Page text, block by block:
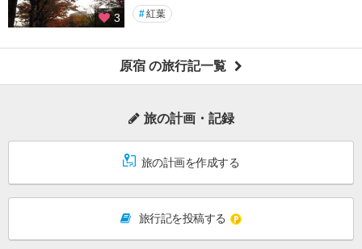
3 #紅葉
原宿 の旅行記一覧
旅の計画・記録
旅の計画を作成する
旅行記を投稿する